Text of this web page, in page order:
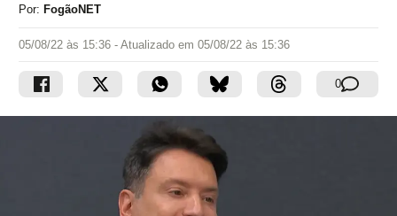
Por: FogãoNET
05/08/22 às 15:36 - Atualizado em 05/08/22 às 15:36
0